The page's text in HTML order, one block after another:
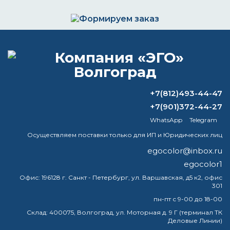
ВОПРОС-ОТВЕТ
Как сделать разбавитель акриловой
Что можно разбавлять ксилолом?
+7(812)493-44-47
+7(901)372-44-27
WhatsApp
Telegram
Осуществляем поставки только для ИП и Юридических лиц
egocolor@inbox.ru
egocolor1
Офис: 196128 г. Санкт - Петербург, ул. Варшавская, д5 к2, офис
301
пн-пт с 9-00 до 18-00
Склад: 400075, Волгоград, ул. Моторная д. 9 Г (терминал ТК
Деловые Линии)